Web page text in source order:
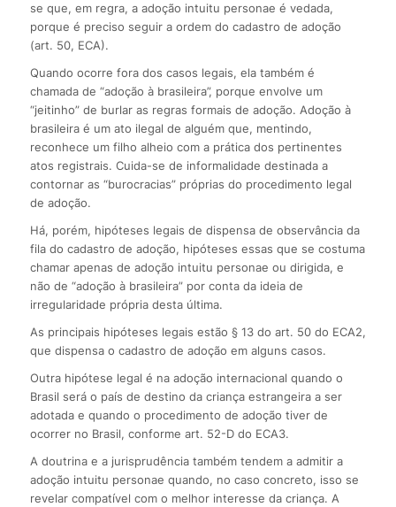
se que, em regra, a adoção intuitu personae é vedada,
porque é preciso seguir a ordem do cadastro de adoção
(art. 50, ECA).
Quando ocorre fora dos casos legais, ela também é
chamada de “adoção à brasileira”, porque envolve um
“jeitinho” de burlar as regras formais de adoção. Adoção à
brasileira é um ato ilegal de alguém que, mentindo,
reconhece um filho alheio com a prática dos pertinentes
atos registrais. Cuida-se de informalidade destinada a
contornar as “burocracias” próprias do procedimento legal
de adoção.
Há, porém, hipóteses legais de dispensa de observância da
fila do cadastro de adoção, hipóteses essas que se costuma
chamar apenas de adoção intuitu personae ou dirigida, e
não de “adoção à brasileira” por conta da ideia de
irregularidade própria desta última.
As principais hipóteses legais estão § 13 do art. 50 do ECA2,
que dispensa o cadastro de adoção em alguns casos.
Outra hipótese legal é na adoção internacional quando o
Brasil será o país de destino da criança estrangeira a ser
adotada e quando o procedimento de adoção tiver de
ocorrer no Brasil, conforme art. 52-D do ECA3.
A doutrina e a jurisprudência também tendem a admitir a
adoção intuitu personae quando, no caso concreto, isso se
revelar compatível com o melhor interesse da criança. A